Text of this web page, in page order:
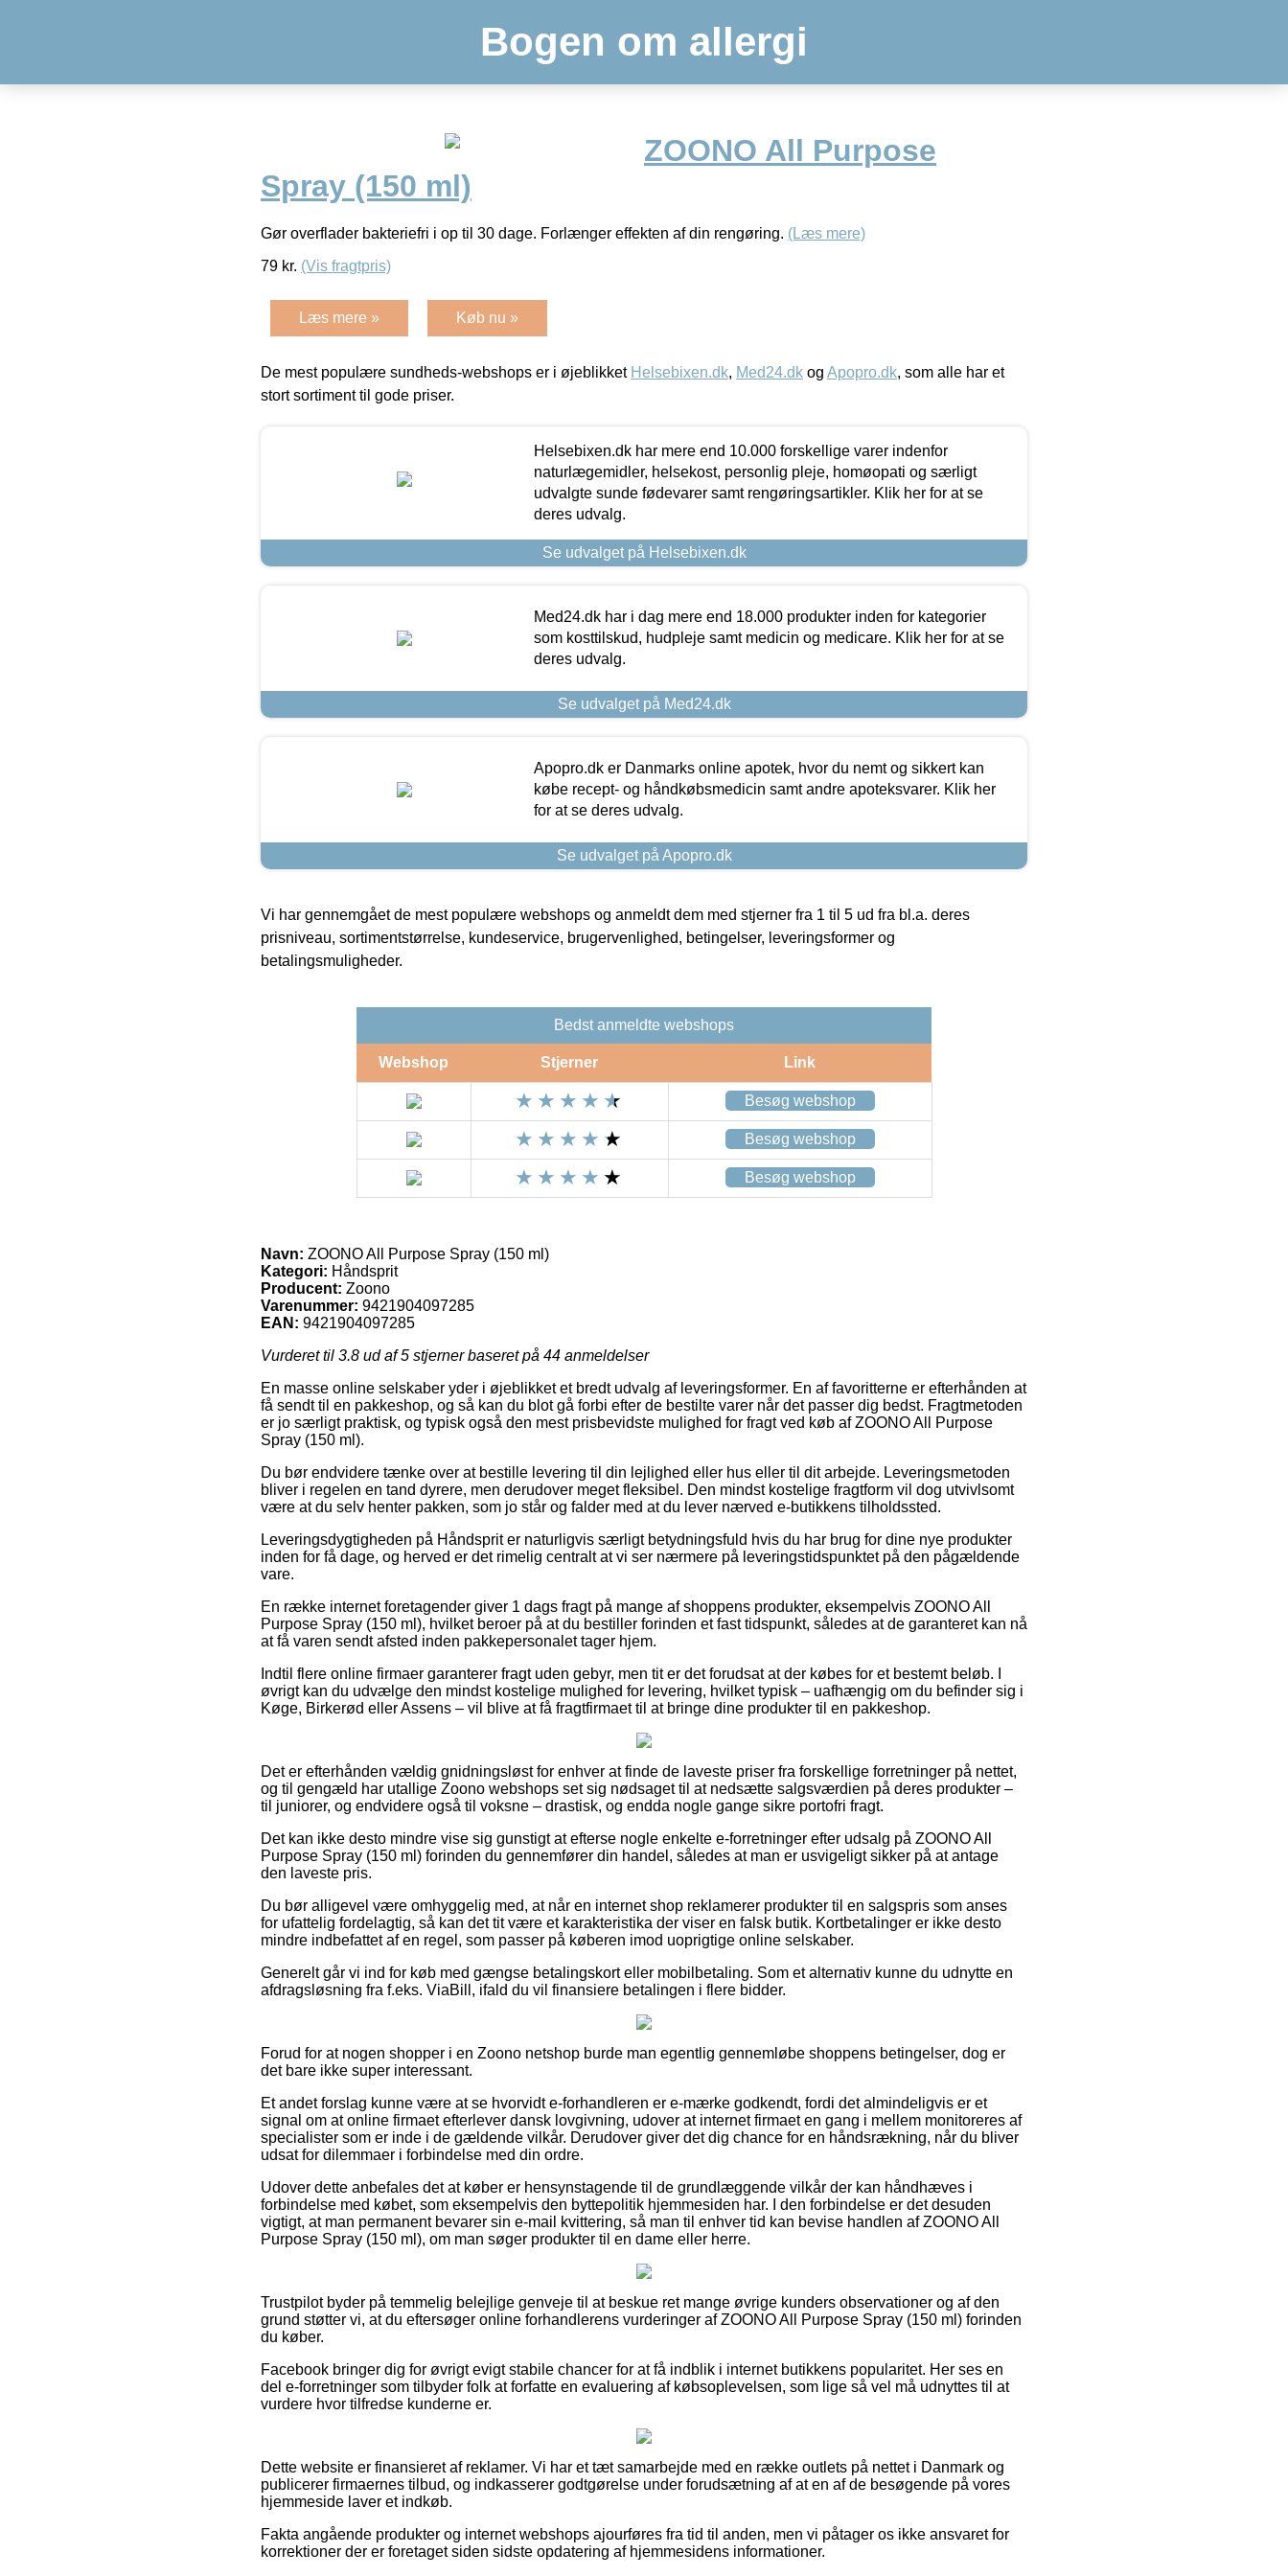
Bogen om allergi
ZOONO All Purpose
Spray (150 ml)
Gør overflader bakteriefri i op til 30 dage. Forlænger effekten af din rengøring. (Læs mere)
79 kr. (Vis fragtpris)
Læs mere » Køb nu »
De mest populære sundheds-webshops er i øjeblikket Helsebixen.dk, Med24.dk og Apopro.dk, som alle har et
stort sortiment til gode priser.
Helsebixen.dk har mere end 10.000 forskellige varer indenfor
naturlægemidler, helsekost, personlig pleje, homøopati og særligt
udvalgte sunde fødevarer samt rengøringsartikler. Klik her for at se
deres udvalg.
Se udvalget på Helsebixen.dk
Med24.dk har i dag mere end 18.000 produkter inden for kategorier
som kosttilskud, hudpleje samt medicin og medicare. Klik her for at se
deres udvalg.
Se udvalget på Med24.dk
Apopro.dk er Danmarks online apotek, hvor du nemt og sikkert kan
købe recept- og håndkøbsmedicin samt andre apoteksvarer. Klik her
for at se deres udvalg.
Se udvalget på Apopro.dk
Vi har gennemgået de mest populære webshops og anmeldt dem med stjerner fra 1 til 5 ud fra bl.a. deres
prisniveau, sortimentstørrelse, kundeservice, brugervenlighed, betingelser, leveringsformer og
betalingsmuligheder.
Bedst anmeldte webshops
Webshop Stjerner Link
Besøg webshop
Besøg webshop
Besøg webshop
Navn: ZOONO All Purpose Spray (150 ml)
Kategori: Håndsprit
Producent: Zoono
Varenummer: 9421904097285
EAN: 9421904097285
Vurderet til 3.8 ud af 5 stjerner baseret på 44 anmeldelser
En masse online selskaber yder i øjeblikket et bredt udvalg af leveringsformer. En af favoritterne er efterhånden at
få sendt til en pakkeshop, og så kan du blot gå forbi efter de bestilte varer når det passer dig bedst. Fragtmetoden
er jo særligt praktisk, og typisk også den mest prisbevidste mulighed for fragt ved køb af ZOONO All Purpose
Spray (150 ml).
Du bør endvidere tænke over at bestille levering til din lejlighed eller hus eller til dit arbejde. Leveringsmetoden
bliver i regelen en tand dyrere, men derudover meget fleksibel. Den mindst kostelige fragtform vil dog utvivlsomt
være at du selv henter pakken, som jo står og falder med at du lever nærved e-butikkens tilholdssted.
Leveringsdygtigheden på Håndsprit er naturligvis særligt betydningsfuld hvis du har brug for dine nye produkter
inden for få dage, og herved er det rimelig centralt at vi ser nærmere på leveringstidspunktet på den pågældende
vare.
En række internet foretagender giver 1 dags fragt på mange af shoppens produkter, eksempelvis ZOONO All
Purpose Spray (150 ml), hvilket beroer på at du bestiller forinden et fast tidspunkt, således at de garanteret kan nå
at få varen sendt afsted inden pakkepersonalet tager hjem.
Indtil flere online firmaer garanterer fragt uden gebyr, men tit er det forudsat at der købes for et bestemt beløb. I
øvrigt kan du udvælge den mindst kostelige mulighed for levering, hvilket typisk – uafhængig om du befinder sig i
Køge, Birkerød eller Assens – vil blive at få fragtfirmaet til at bringe dine produkter til en pakkeshop.
Det er efterhånden vældig gnidningsløst for enhver at finde de laveste priser fra forskellige forretninger på nettet,
og til gengæld har utallige Zoono webshops set sig nødsaget til at nedsætte salgsværdien på deres produkter –
til juniorer, og endvidere også til voksne – drastisk, og endda nogle gange sikre portofri fragt.
Det kan ikke desto mindre vise sig gunstigt at efterse nogle enkelte e-forretninger efter udsalg på ZOONO All
Purpose Spray (150 ml) forinden du gennemfører din handel, således at man er usvigeligt sikker på at antage
den laveste pris.
Du bør alligevel være omhyggelig med, at når en internet shop reklamerer produkter til en salgspris som anses
for ufattelig fordelagtig, så kan det tit være et karakteristika der viser en falsk butik. Kortbetalinger er ikke desto
mindre indbefattet af en regel, som passer på køberen imod uoprigtige online selskaber.
Generelt går vi ind for køb med gængse betalingskort eller mobilbetaling. Som et alternativ kunne du udnytte en
afdragsløsning fra f.eks. ViaBill, ifald du vil finansiere betalingen i flere bidder.
Forud for at nogen shopper i en Zoono netshop burde man egentlig gennemløbe shoppens betingelser, dog er
det bare ikke super interessant.
Et andet forslag kunne være at se hvorvidt e-forhandleren er e-mærke godkendt, fordi det almindeligvis er et
signal om at online firmaet efterlever dansk lovgivning, udover at internet firmaet en gang i mellem monitoreres af
specialister som er inde i de gældende vilkår. Derudover giver det dig chance for en håndsrækning, når du bliver
udsat for dilemmaer i forbindelse med din ordre.
Udover dette anbefales det at køber er hensynstagende til de grundlæggende vilkår der kan håndhæves i
forbindelse med købet, som eksempelvis den byttepolitik hjemmesiden har. I den forbindelse er det desuden
vigtigt, at man permanent bevarer sin e-mail kvittering, så man til enhver tid kan bevise handlen af ZOONO All
Purpose Spray (150 ml), om man søger produkter til en dame eller herre.
Trustpilot byder på temmelig belejlige genveje til at beskue ret mange øvrige kunders observationer og af den
grund støtter vi, at du eftersøger online forhandlerens vurderinger af ZOONO All Purpose Spray (150 ml) forinden
du køber.
Facebook bringer dig for øvrigt evigt stabile chancer for at få indblik i internet butikkens popularitet. Her ses en
del e-forretninger som tilbyder folk at forfatte en evaluering af købsoplevelsen, som lige så vel må udnyttes til at
vurdere hvor tilfredse kunderne er.
Dette website er finansieret af reklamer. Vi har et tæt samarbejde med en række outlets på nettet i Danmark og
publicerer firmaernes tilbud, og indkasserer godtgørelse under forudsætning af at en af de besøgende på vores
hjemmeside laver et indkøb.
Fakta angående produkter og internet webshops ajourføres fra tid til anden, men vi påtager os ikke ansvaret for
korrektioner der er foretaget siden sidste opdatering af hjemmesidens informationer.